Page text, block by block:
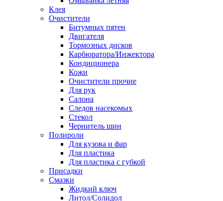
Клея
Очистители
Битумных пятен
Двигателя
Тормозных дисков
Карбюратора/Инжектора
Кондиционера
Кожи
Очистители прочие
Для рук
Салона
Следов насекомых
Стекол
Чернитель шин
Полироли
Для кузова и фар
Для пластика
Для пластика с губкой
Присадки
Смазки
Жидкий ключ
Литол/Солидол